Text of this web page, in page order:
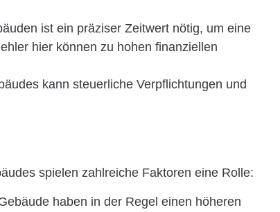
ist ein präziser Zeitwert nötig, um eine
hier können zu hohen finanziellen
kann steuerliche Verpflichtungen und
spielen zahlreiche Faktoren eine Rolle:
haben in der Regel einen höheren